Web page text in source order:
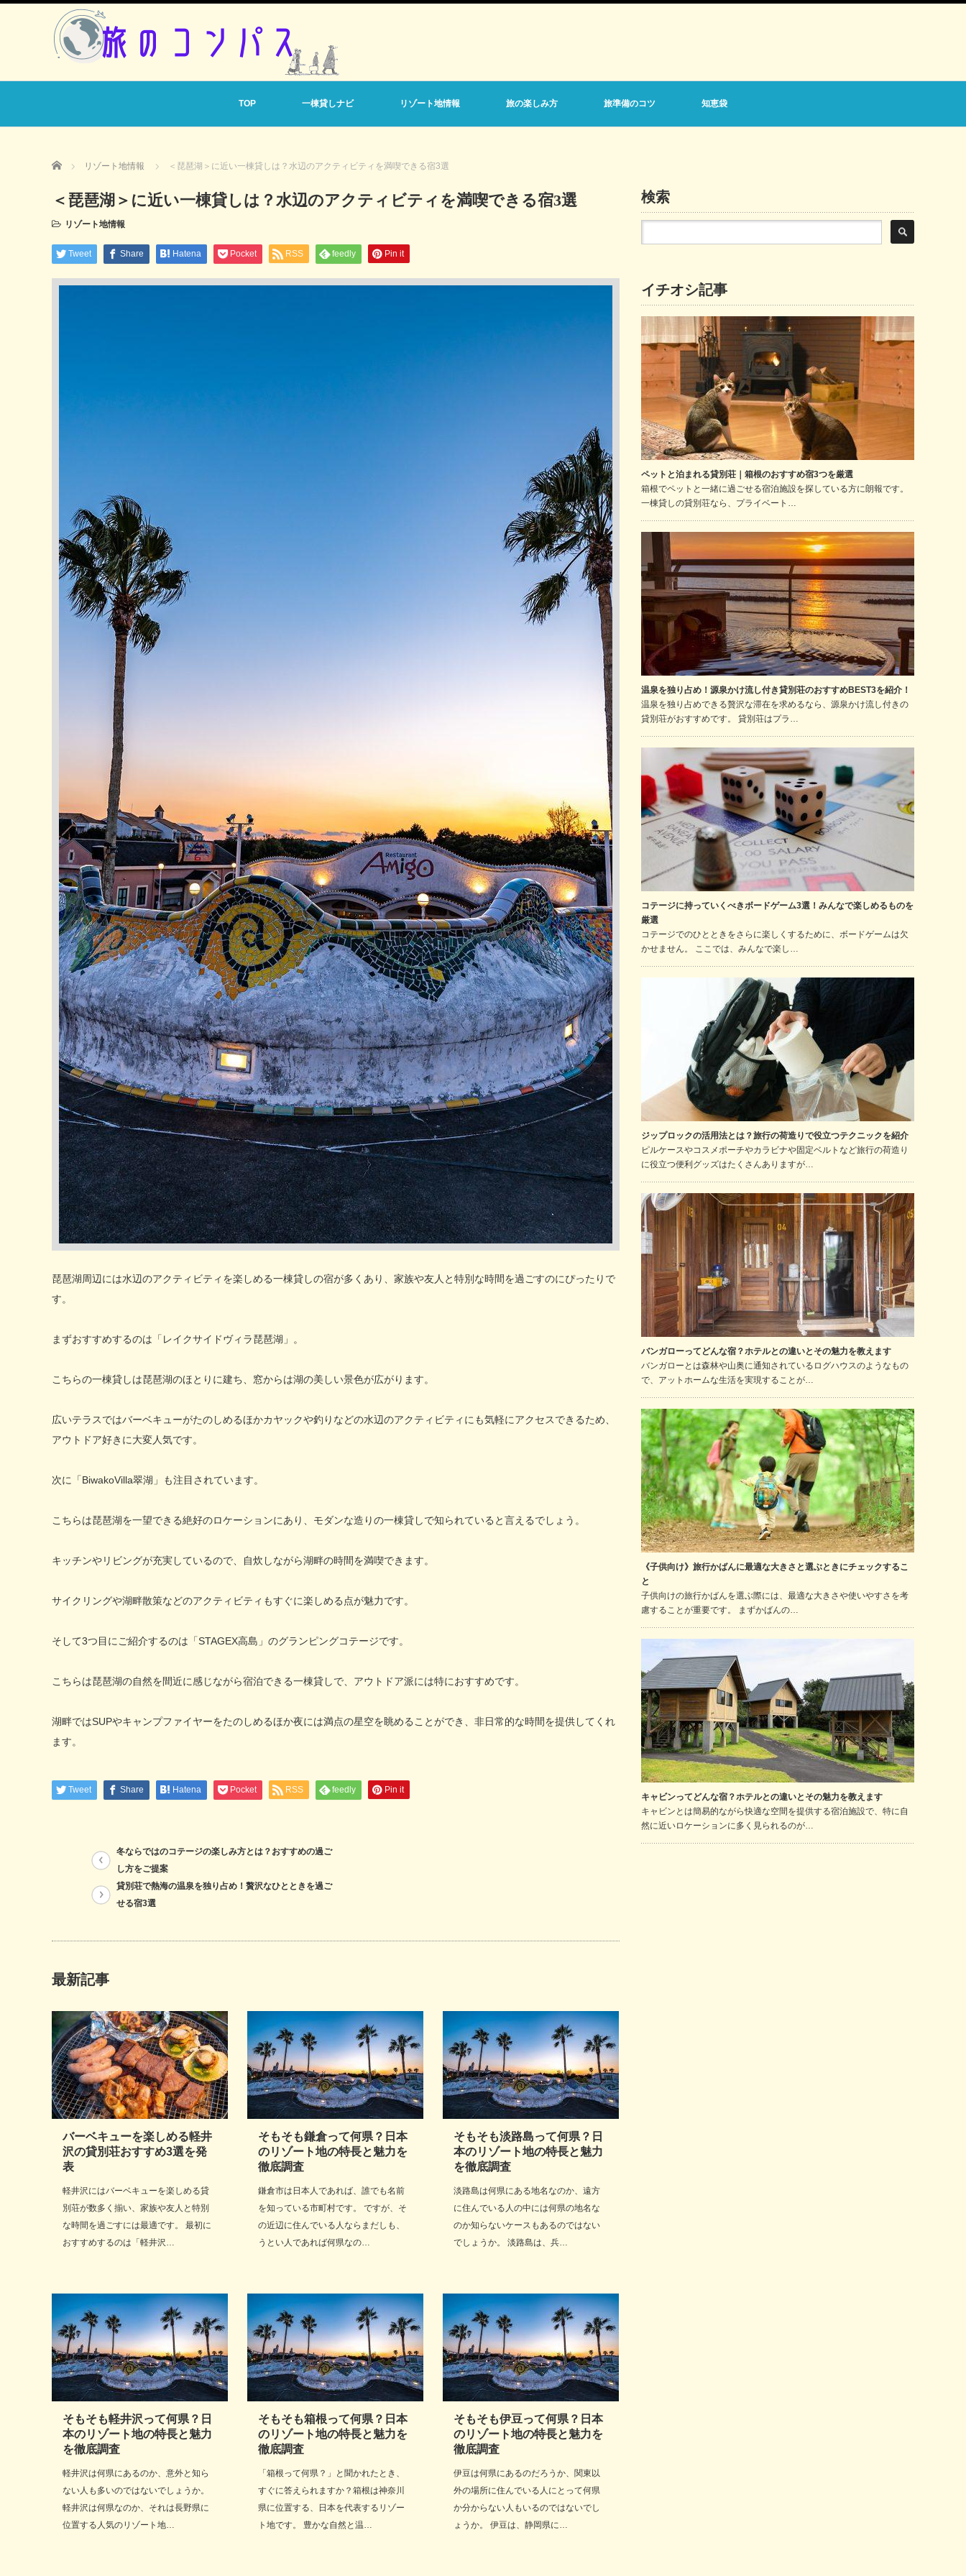
TOP 一棟貸しナビ リゾート地情報 旅の楽しみ方 旅準備のコツ 知恵袋
Home リゾート地情報 ＜琵琶湖＞に近い一棟貸しは？水辺のアクティビティを満喫できる宿3選
＜琵琶湖＞に近い一棟貸しは？水辺のアクティビティを満喫できる宿3選
リゾート地情報
Tweet Share Hatena Pocket RSS feedly Pin it
琵琶湖周辺には水辺のアクティビティを楽しめる一棟貸しの宿が多くあり、家族や友人と特別な時間を過ごすのにぴったりで
す。
まずおすすめするのは「レイクサイドヴィラ琵琶湖」。
こちらの一棟貸しは琵琶湖のほとりに建ち、窓からは湖の美しい景色が広がります。
広いテラスではバーベキューがたのしめるほかカヤックや釣りなどの水辺のアクティビティにも気軽にアクセスできるため、
アウトドア好きに大変人気です。
次に「BiwakoVilla翠湖」も注目されています。
こちらは琵琶湖を一望できる絶好のロケーションにあり、モダンな造りの一棟貸しで知られていると言えるでしょう。
キッチンやリビングが充実しているので、自炊しながら湖畔の時間を満喫できます。
サイクリングや湖畔散策などのアクティビティもすぐに楽しめる点が魅力です。
そして3つ目にご紹介するのは「STAGEX高島」のグランピングコテージです。
こちらは琵琶湖の自然を間近に感じながら宿泊できる一棟貸しで、アウトドア派には特におすすめです。
湖畔ではSUPやキャンプファイヤーをたのしめるほか夜には満点の星空を眺めることができ、非日常的な時間を提供してくれ
ます。
Tweet Share Hatena Pocket RSS feedly Pin it
冬ならではのコテージの楽しみ方とは？おすすめの過ご
し方をご提案
貸別荘で熱海の温泉を独り占め！贅沢なひとときを過ご
せる宿3選
最新記事
バーベキューを楽しめる軽井
沢の貸別荘おすすめ3選を発
表
軽井沢にはバーベキューを楽しめる貸
別荘が数多く揃い、家族や友人と特別
な時間を過ごすには最適です。 最初に
おすすめするのは「軽井沢…
そもそも鎌倉って何県？日本
のリゾート地の特長と魅力を
徹底調査
鎌倉市は日本人であれば、誰でも名前
を知っている市町村です。 ですが、そ
の近辺に住んでいる人ならまだしも、
うとい人であれば何県なの…
そもそも淡路島って何県？日
本のリゾート地の特長と魅力
を徹底調査
淡路島は何県にある地名なのか、遠方
に住んでいる人の中には何県の地名な
のか知らないケースもあるのではない
でしょうか。 淡路島は、兵…
そもそも軽井沢って何県？日
本のリゾート地の特長と魅力
を徹底調査
軽井沢は何県にあるのか、意外と知ら
ない人も多いのではないでしょうか。
軽井沢は何県なのか、それは長野県に
位置する人気のリゾート地…
そもそも箱根って何県？日本
のリゾート地の特長と魅力を
徹底調査
「箱根って何県？」と聞かれたとき、
すぐに答えられますか？箱根は神奈川
県に位置する、日本を代表するリゾー
ト地です。 豊かな自然と温…
そもそも伊豆って何県？日本
のリゾート地の特長と魅力を
徹底調査
伊豆は何県にあるのだろうか、関東以
外の場所に住んでいる人にとって何県
か分からない人もいるのではないでし
ょうか。 伊豆は、静岡県に…
検索
イチオシ記事
ペットと泊まれる貸別荘｜箱根のおすすめ宿3つを厳選
箱根でペットと一緒に過ごせる宿泊施設を探している方に朗報です。
一棟貸しの貸別荘なら、プライベート…
温泉を独り占め！源泉かけ流し付き貸別荘のおすすめBEST3を紹介！
温泉を独り占めできる贅沢な滞在を求めるなら、源泉かけ流し付きの
貸別荘がおすすめです。 貸別荘はプラ…
コテージに持っていくべきボードゲーム3選！みんなで楽しめるものを
厳選
コテージでのひとときをさらに楽しくするために、ボードゲームは欠
かせません。 ここでは、みんなで楽し…
ジップロックの活用法とは？旅行の荷造りで役立つテクニックを紹介
ピルケースやコスメポーチやカラビナや固定ベルトなど旅行の荷造り
に役立つ便利グッズはたくさんありますが…
バンガローってどんな宿？ホテルとの違いとその魅力を教えます
バンガローとは森林や山奥に通知されているログハウスのようなもの
で、アットホームな生活を実現することが…
《子供向け》旅行かばんに最適な大きさと選ぶときにチェックするこ
と
子供向けの旅行かばんを選ぶ際には、最適な大きさや使いやすさを考
慮することが重要です。 まずかばんの…
キャビンってどんな宿？ホテルとの違いとその魅力を教えます
キャビンとは簡易的ながら快適な空間を提供する宿泊施設で、特に自
然に近いロケーションに多く見られるのが…